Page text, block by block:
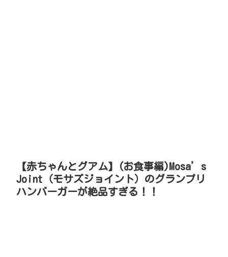
【赤ちゃんとグアム】(お食事編)Mosa’s
Joint（モサズジョイント）のグランプリ
ハンバーガーが絶品すぎる！！